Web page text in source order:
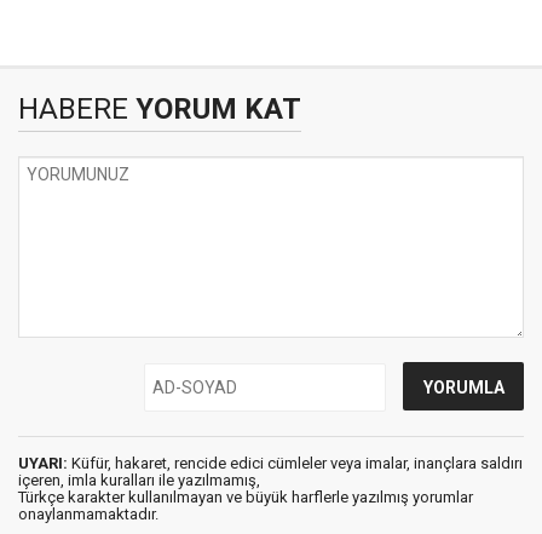
HABERE YORUM KAT
UYARI: Küfür, hakaret, rencide edici cümleler veya imalar, inançlara saldırı
içeren, imla kuralları ile yazılmamış,
Türkçe karakter kullanılmayan ve büyük harflerle yazılmış yorumlar
onaylanmamaktadır.